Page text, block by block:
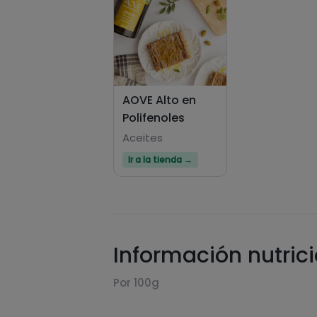
AOVE Alto en
Polifenoles
Aceites
Ir a la tienda →
Información
Por 100g